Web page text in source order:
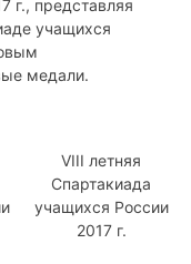
г., представляя
учащихся
медали.
VIII летняя
Спартакиада
учащихся России
2017 г.